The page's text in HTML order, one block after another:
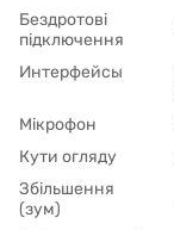
Бездротові
підключення
Интерфейсы
Мікрофон
Кути огляду
Збільшення
(зум)